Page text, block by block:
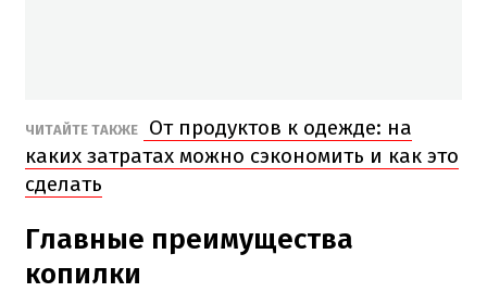
ЧИТАЙТЕ ТАКЖЕ
От продуктов к одежде: на
каких затратах можно сэкономить и как это
сделать
Главные преимущества
копилки